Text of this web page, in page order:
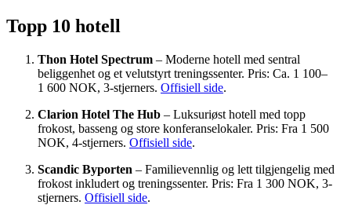
Topp 10 hotell
Thon Hotel Spectrum – Moderne hotell med sentral
beliggenhet og et velutstyrt treningssenter. Pris: Ca. 1 100–
1 600 NOK, 3-stjerners. Offisiell side.
Clarion Hotel The Hub – Luksuriøst hotell med topp
frokost, basseng og store konferanselokaler. Pris: Fra 1 500
NOK, 4-stjerners. Offisiell side.
Scandic Byporten – Familievennlig og lett tilgjengelig med
frokost inkludert og treningssenter. Pris: Fra 1 300 NOK, 3-
stjerners. Offisiell side.